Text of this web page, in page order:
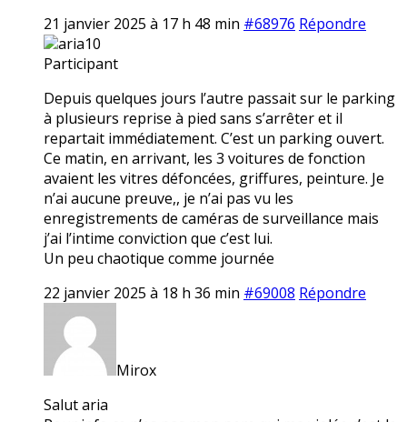
21 janvier 2025 à 17 h 48 min #68976 Répondre
aria10
Participant
Depuis quelques jours l’autre passait sur le parking
à plusieurs reprise à pied sans s’arrêter et il
repartait immédiatement. C’est un parking ouvert.
Ce matin, en arrivant, les 3 voitures de fonction
avaient les vitres défoncées, griffures, peinture. Je
n’ai aucune preuve,, je n’ai pas vu les
enregistrements de caméras de surveillance mais
j’ai l’intime conviction que c’est lui.
Un peu chaotique comme journée
22 janvier 2025 à 18 h 36 min #69008 Répondre
Mirox
Salut aria